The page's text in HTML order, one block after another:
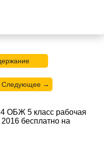
Следующее →
ОБЖ 5 класс рабочая
бесплатно на